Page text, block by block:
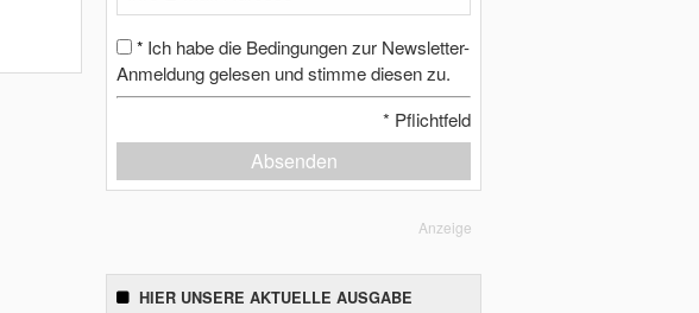
* Ich habe die Bedingungen zur Newsletter-
Anmeldung gelesen und stimme diesen zu.
* Pflichtfeld
Absenden
Anzeige
HIER UNSERE AKTUELLE AUSGABE